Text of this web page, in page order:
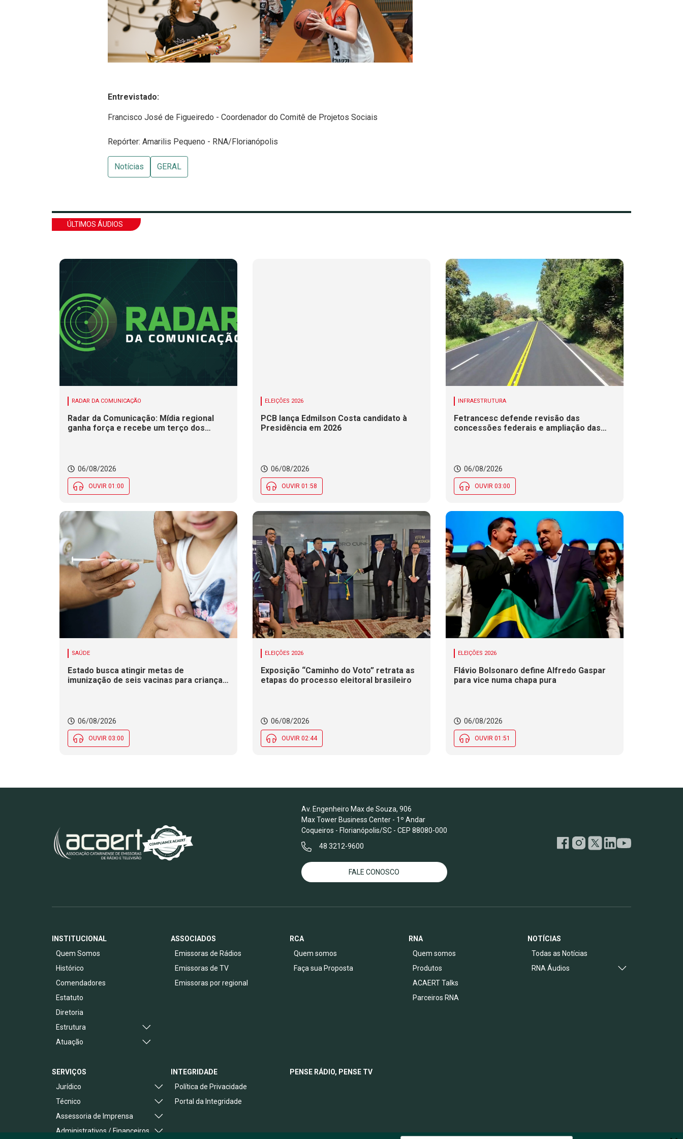
Entrevistado:
Francisco José de Figueiredo - Coordenador do Comitê de Projetos Sociais
Repórter: Amarilis Pequeno - RNA/Florianópolis
Notícias GERAL
ÚLTIMOS ÁUDIOS
RADAR DA COMUNICAÇÃO
Radar da Comunicação: Mídia regional
ganha força e recebe um terço dos
06/08/2026
OUVIR 01:00
ELEIÇÕES 2026
PCB lança Edmilson Costa candidato à
Presidência em 2026
06/08/2026
OUVIR 01:58
INFRAESTRUTURA
Fetrancesc defende revisão das
concessões federais e ampliação das
06/08/2026
OUVIR 03:00
SAÚDE
Estado busca atingir metas de
imunização de seis vacinas para crianças
06/08/2026
OUVIR 03:00
ELEIÇÕES 2026
Exposição “Caminho do Voto” retrata as
etapas do processo eleitoral brasileiro
06/08/2026
OUVIR 02:44
ELEIÇÕES 2026
Flávio Bolsonaro define Alfredo Gaspar
para vice numa chapa pura
06/08/2026
OUVIR 01:51
Av. Engenheiro Max de Souza, 906
Max Tower Business Center - 1º Andar
Coqueiros - Florianópolis/SC - CEP 88080-000
48 3212-9600
FALE CONOSCO
INSTITUCIONAL
Quem Somos
Histórico
Comendadores
Estatuto
Diretoria
Estrutura
Atuação
ASSOCIADOS
Emissoras de Rádios
Emissoras de TV
Emissoras por regional
RCA
Quem somos
Faça sua Proposta
RNA
Quem somos
Produtos
ACAERT Talks
Parceiros RNA
NOTÍCIAS
Todas as Notícias
RNA Áudios
SERVIÇOS
Jurídico
Técnico
Assessoria de Imprensa
Administrativos / Financeiros
INTEGRIDADE
Política de Privacidade
Portal da Integridade
PENSE RÁDIO, PENSE TV